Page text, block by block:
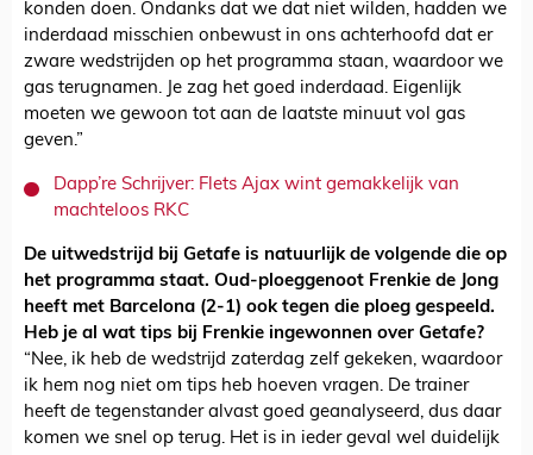
konden doen. Ondanks dat we dat niet wilden, hadden we
inderdaad misschien onbewust in ons achterhoofd dat er
zware wedstrijden op het programma staan, waardoor we
gas terugnamen. Je zag het goed inderdaad. Eigenlijk
moeten we gewoon tot aan de laatste minuut vol gas
geven.”
Dapp’re Schrijver: Flets Ajax wint gemakkelijk van
machteloos RKC
De uitwedstrijd bij Getafe is natuurlijk de volgende die op
het programma staat. Oud-ploeggenoot Frenkie de Jong
heeft met Barcelona (2-1) ook tegen die ploeg gespeeld.
Heb je al wat tips bij Frenkie ingewonnen over Getafe?
“Nee, ik heb de wedstrijd zaterdag zelf gekeken, waardoor
ik hem nog niet om tips heb hoeven vragen. De trainer
heeft de tegenstander alvast goed geanalyseerd, dus daar
komen we snel op terug. Het is in ieder geval wel duidelijk